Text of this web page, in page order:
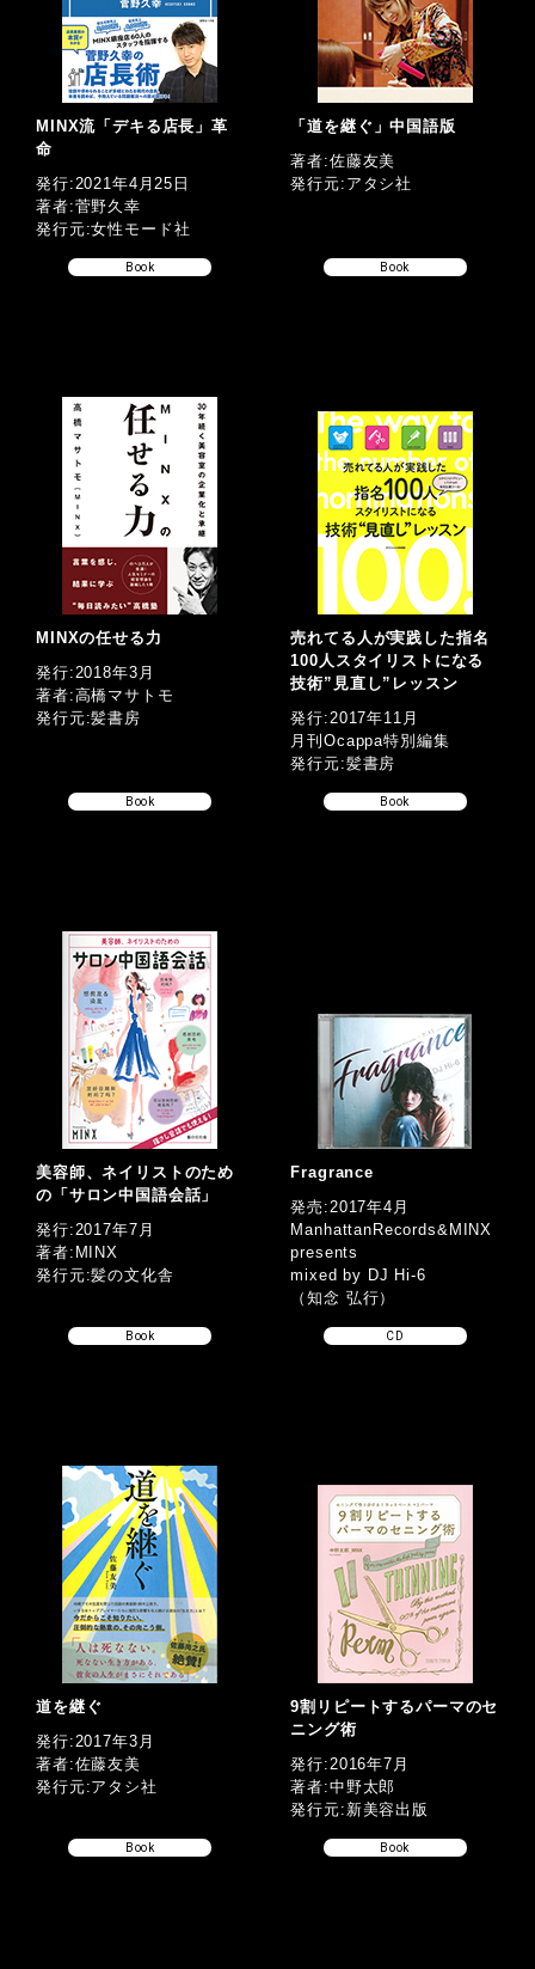
MINX流「デキる店長」革
命
発行:2021年4月25日
著者:菅野久幸
発行元:女性モード社
Book
「道を継ぐ」中国語版
著者:佐藤友美
発行元:アタシ社
Book
MINXの任せる力
発行:2018年3月
著者:高橋マサトモ
発行元:髪書房
Book
売れてる人が実践した指名
100人スタイリストになる
技術”見直し”レッスン
発行:2017年11月
月刊Ocappa特別編集
発行元:髪書房
Book
美容師、ネイリストのため
の「サロン中国語会話」
発行:2017年7月
著者:MINX
発行元:髪の文化舎
Book
Fragrance
発売:2017年4月
ManhattanRecords&MINX
presents
mixed by DJ Hi-6
（知念 弘行）
CD
道を継ぐ
発行:2017年3月
著者:佐藤友美
発行元:アタシ社
Book
9割リピートするパーマのセ
ニング術
発行:2016年7月
著者:中野太郎
発行元:新美容出版
Book